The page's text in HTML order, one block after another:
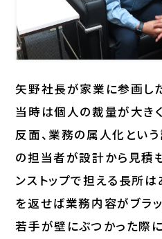
矢野社長が家業に参画し
当時は個人の裁量が大き
反面、業務の属人化とい
の担当者が設計から見積
ンストップで担える長所は
を返せば業務内容がブラッ
若手が壁にぶつかった際